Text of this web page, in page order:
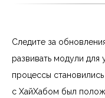
Следите за
развивать модули для
процессы
с ХайХабом был